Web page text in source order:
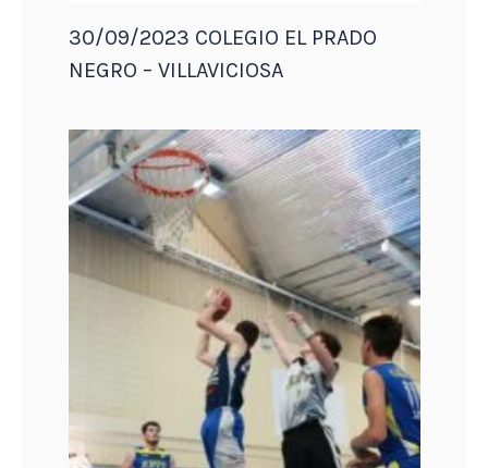
30/09/2023 COLEGIO EL PRADO
NEGRO – VILLAVICIOSA